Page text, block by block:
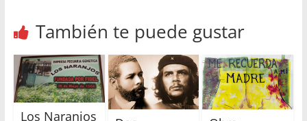
También te puede gustar
Los Naranjos